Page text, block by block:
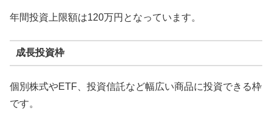
年間投資上限額は120万円となっています。
成長投資枠
個別株式やETF、投資信託など幅広い商品に投資できる枠
です。